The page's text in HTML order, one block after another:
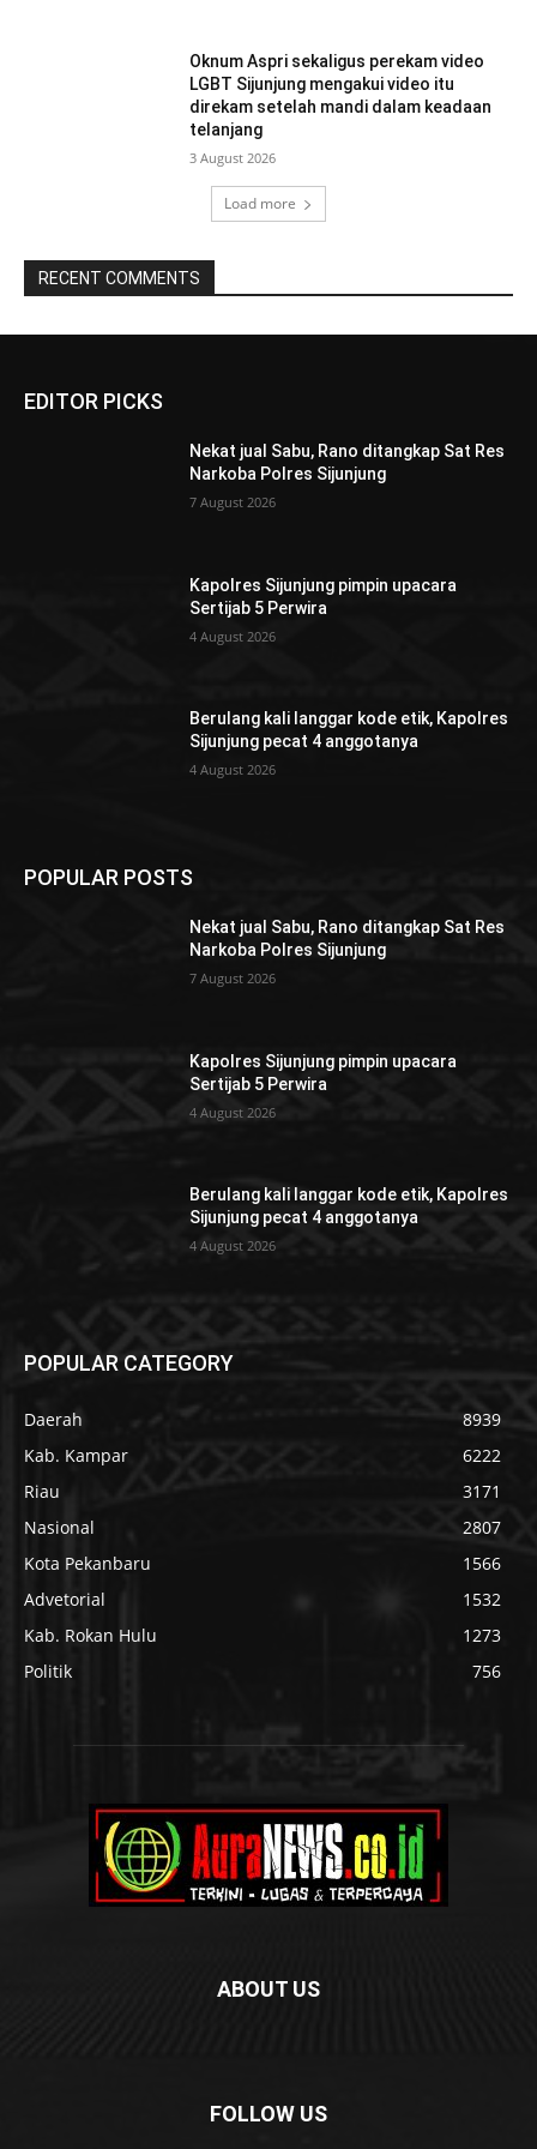
Oknum Aspri sekaligus perekam video
LGBT Sijunjung mengakui video itu
direkam setelah mandi dalam keadaan
telanjang
3 August 2026
Load more
RECENT COMMENTS
EDITOR PICKS
Nekat jual Sabu, Rano ditangkap Sat Res
Narkoba Polres Sijunjung
7 August 2026
Kapolres Sijunjung pimpin upacara
Sertijab 5 Perwira
4 August 2026
Berulang kali langgar kode etik, Kapolres
Sijunjung pecat 4 anggotanya
4 August 2026
POPULAR POSTS
Nekat jual Sabu, Rano ditangkap Sat Res
Narkoba Polres Sijunjung
7 August 2026
Kapolres Sijunjung pimpin upacara
Sertijab 5 Perwira
4 August 2026
Berulang kali langgar kode etik, Kapolres
Sijunjung pecat 4 anggotanya
4 August 2026
POPULAR CATEGORY
Daerah
8939
Kab. Kampar
6222
Riau
3171
Nasional
2807
Kota Pekanbaru
1566
Advetorial
1532
Kab. Rokan Hulu
1273
Politik
756
ABOUT US
FOLLOW US